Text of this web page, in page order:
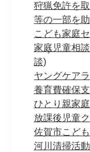
狩猟免許を
等の一部を
こども家庭
家庭児童相
談)
ヤングケア
養育費確保
ひとり親家
放課後児童
佐賀市こど
河川清掃活